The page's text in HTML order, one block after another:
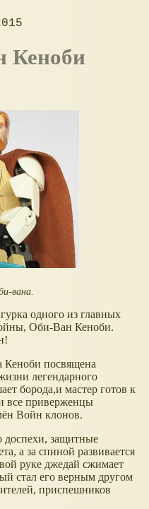
вана.
одного из главных
Оби-Ван Кеноби.
Кеноби посвящена
легендарного
борода,и мастер готов к
все приверженцы
Войн клонов.
доспехи, защитные
а за спиной развивается
руке джедай сжимает
стал его верным другом
приспешников